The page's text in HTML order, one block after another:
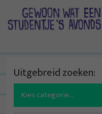
Uitgebreid zoeken:
Search
for: